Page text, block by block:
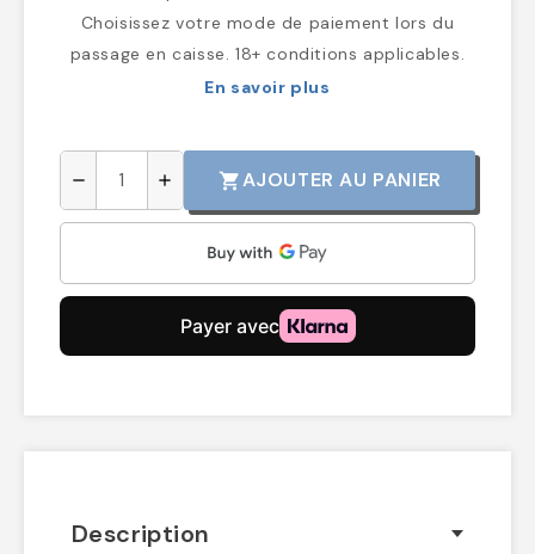
Choisissez votre mode de paiement lors du
passage en caisse. 18+ conditions applicables.
En savoir plus
remove add shopping_cartAJOUTER AU PANIER
Description